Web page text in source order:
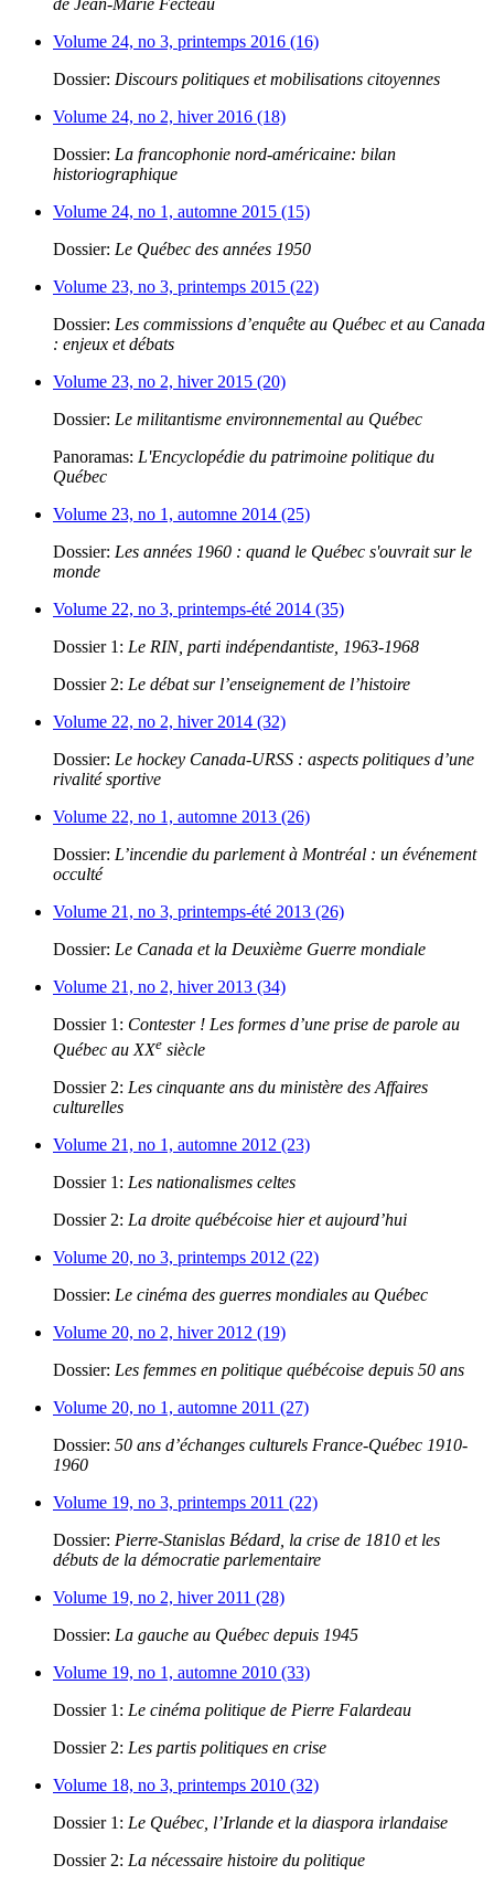
de Jean-Marie Fecteau
Volume 24, no 3, printemps 2016 (16)
Dossier: Discours politiques et mobilisations citoyennes
Volume 24, no 2, hiver 2016 (18)
Dossier: La francophonie nord-américaine: bilan
historiographique
Volume 24, no 1, automne 2015 (15)
Dossier: Le Québec des années 1950
Volume 23, no 3, printemps 2015 (22)
Dossier: Les commissions d’enquête au Québec et au Canada
: enjeux et débats
Volume 23, no 2, hiver 2015 (20)
Dossier: Le militantisme environnemental au Québec
Panoramas: L'Encyclopédie du patrimoine politique du
Québec
Volume 23, no 1, automne 2014 (25)
Dossier: Les années 1960 : quand le Québec s'ouvrait sur le
monde
Volume 22, no 3, printemps-été 2014 (35)
Dossier 1: Le RIN, parti indépendantiste, 1963-1968
Dossier 2: Le débat sur l’enseignement de l’histoire
Volume 22, no 2, hiver 2014 (32)
Dossier: Le hockey Canada-URSS : aspects politiques d’une
rivalité sportive
Volume 22, no 1, automne 2013 (26)
Dossier: L’incendie du parlement à Montréal : un événement
occulté
Volume 21, no 3, printemps-été 2013 (26)
Dossier: Le Canada et la Deuxième Guerre mondiale
Volume 21, no 2, hiver 2013 (34)
Dossier 1: Contester ! Les formes d’une prise de parole au
Québec au XXe siècle
Dossier 2: Les cinquante ans du ministère des Affaires
culturelles
Volume 21, no 1, automne 2012 (23)
Dossier 1: Les nationalismes celtes
Dossier 2: La droite québécoise hier et aujourd’hui
Volume 20, no 3, printemps 2012 (22)
Dossier: Le cinéma des guerres mondiales au Québec
Volume 20, no 2, hiver 2012 (19)
Dossier: Les femmes en politique québécoise depuis 50 ans
Volume 20, no 1, automne 2011 (27)
Dossier: 50 ans d’échanges culturels France-Québec 1910-
1960
Volume 19, no 3, printemps 2011 (22)
Dossier: Pierre-Stanislas Bédard, la crise de 1810 et les
débuts de la démocratie parlementaire
Volume 19, no 2, hiver 2011 (28)
Dossier: La gauche au Québec depuis 1945
Volume 19, no 1, automne 2010 (33)
Dossier 1: Le cinéma politique de Pierre Falardeau
Dossier 2: Les partis politiques en crise
Volume 18, no 3, printemps 2010 (32)
Dossier 1: Le Québec, l’Irlande et la diaspora irlandaise
Dossier 2: La nécessaire histoire du politique